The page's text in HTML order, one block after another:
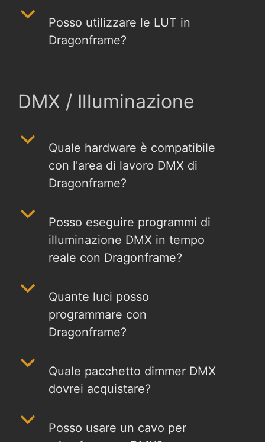
b
Posso utilizzare le LUT in
Dragonframe?
DMX / Illuminazione
b
Quale hardware è compatibile
con l'area di lavoro DMX di
Dragonframe?
b
Posso eseguire programmi di
illuminazione DMX in tempo
reale con Dragonframe?
b
Quante luci posso
programmare con
Dragonframe?
b
Quale pacchetto dimmer DMX
dovrei acquistare?
b
Posso usare un cavo per